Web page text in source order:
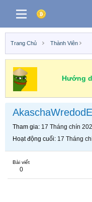
Trang Chủ Thành Viên
Hướng
AkaschaWredodE
Tham gia 17 Tháng chín
Hoạt động cuối 17 Tháng
Bài viết
0